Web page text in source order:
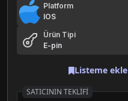
Platform
IOS
Ürün Tipi
E-pin
Listeme ekle
SATICININ TEKLIFI